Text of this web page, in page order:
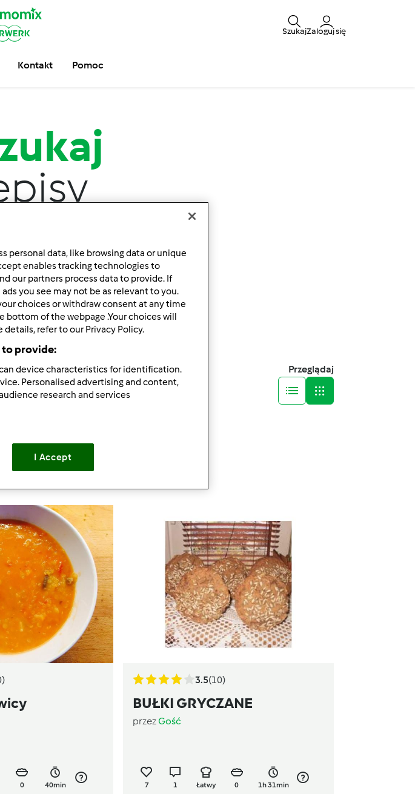
SzukajZaloguj się
Kontakt Pomoc
Sortuj po:
Domyślny
Przeglądaj
0 40min
3.5(10)
BUŁKI GRYCZANE
przezGość
7 1 Łatwy 0 1h 31min
personal data, like browsing data or unique
enables tracking technologies to
our partners process data to provide. If
you see may not be as relevant to you.
choices or withdraw consent at any time
bottom of the webpage .Your choices will
refer to our Privacy Policy.
to provide:
device characteristics for identification.
Personalised advertising and content,
research and services
I Accept